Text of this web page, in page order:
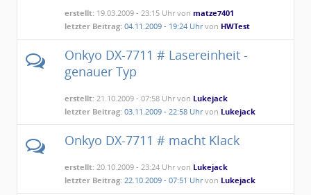
erstellt: 19.03.2009 - 23:15 Uhr vonmatze7401
letzter Beitrag: 04.11.2009 - 19:24 Uhrvon HWTest
Onkyo DX-7711 # Lasereinheit -
genauer Typ
erstellt: 21.10.2009 - 07:58 Uhr von Lukejack
letzter Beitrag: 03.11.2009 - 22:58 Uhrvon Lukejack
Onkyo DX-7711 # macht Klack
erstellt: 20.10.2009 - 23:24 Uhr von Lukejack
letzter Beitrag: 22.10.2009 - 07:51 Uhrvon Lukejack